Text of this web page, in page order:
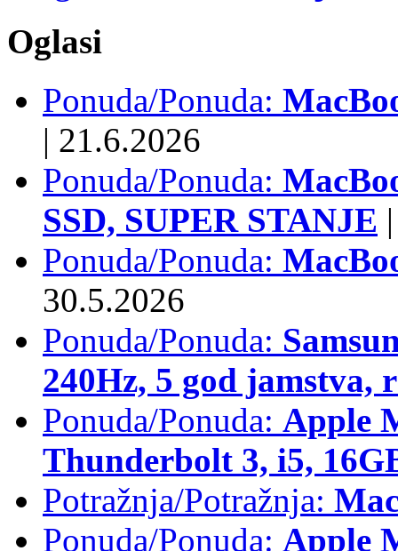
Oglasi
Ponuda/Ponuda:
| 21.6.2026
Ponuda/Ponuda:
SSD, SUPER STANJE |
Ponuda/Ponuda:
30.5.2026
Ponuda/Ponuda:
240Hz, 5 god jamstva,
Ponuda/Ponuda: Apple
Thunderbolt 3, i5,
Potražnja/Potražnja:
Ponuda/Ponuda: Apple